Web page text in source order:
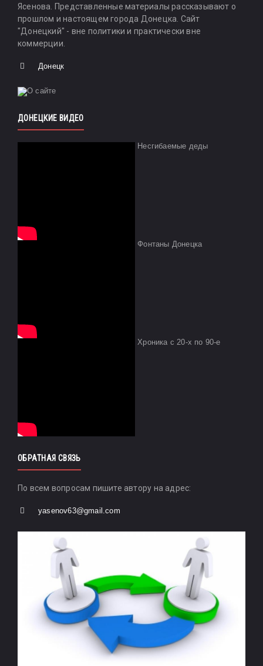
Ясенова. Представленные материалы рассказывают о
прошлом и настоящем города Донецка. Сайт
"Донецкий" - вне политики и практически вне
коммерции.
Донецк
ДОНЕЦКИЕ ВИДЕО
Несгибаемые деды
Фонтаны Донецка
Хроника с 20-х по 90-е
ОБРАТНАЯ СВЯЗЬ
По всем вопросам пишите автору на адрес:
yasenov63@gmail.com